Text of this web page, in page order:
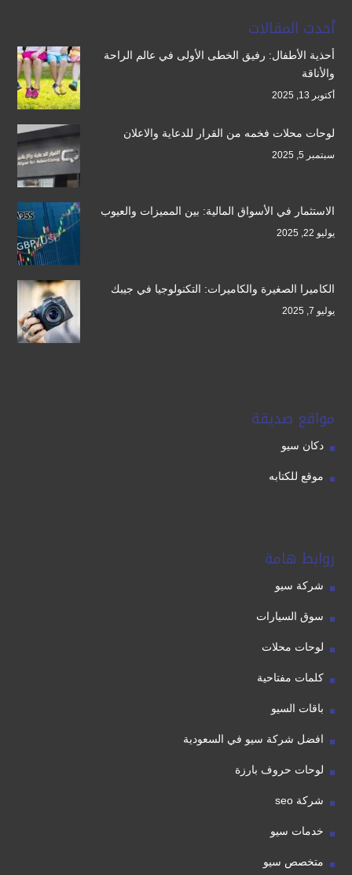
أحدث المقالات
أحذية الأطفال: رفيق الخطى الأولى في عالم الراحة
والأناقة
أكتوبر 13, 2025
لوحات محلات فخمه من القرار للدعاية والاعلان
سبتمبر 5, 2025
الاستثمار في الأسواق المالية: بين المميزات والعيوب
يوليو 22, 2025
الكاميرا الصغيرة والكاميرات: التكنولوجيا في جيبك
يوليو 7, 2025
مواقع صديقة
دكان سيو
موقع للكتابه
روابط هامة
شركة سيو
سوق السيارات
لوحات محلات
كلمات مفتاحية
باقات السيو
افضل شركة سيو في السعودية
لوحات حروف بارزة
شركة seo
خدمات سيو
متخصص سيو